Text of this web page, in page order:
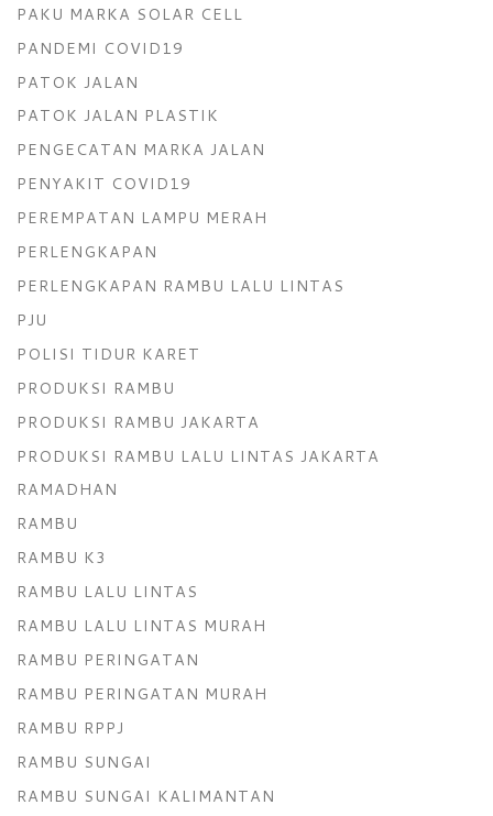
PAKU MARKA SOLAR CELL
PANDEMI COVID19
PATOK JALAN
PATOK JALAN PLASTIK
PENGECATAN MARKA JALAN
PENYAKIT COVID19
PEREMPATAN LAMPU MERAH
PERLENGKAPAN
PERLENGKAPAN RAMBU LALU LINTAS
PJU
POLISI TIDUR KARET
PRODUKSI RAMBU
PRODUKSI RAMBU JAKARTA
PRODUKSI RAMBU LALU LINTAS JAKARTA
RAMADHAN
RAMBU
RAMBU K3
RAMBU LALU LINTAS
RAMBU LALU LINTAS MURAH
RAMBU PERINGATAN
RAMBU PERINGATAN MURAH
RAMBU RPPJ
RAMBU SUNGAI
RAMBU SUNGAI KALIMANTAN